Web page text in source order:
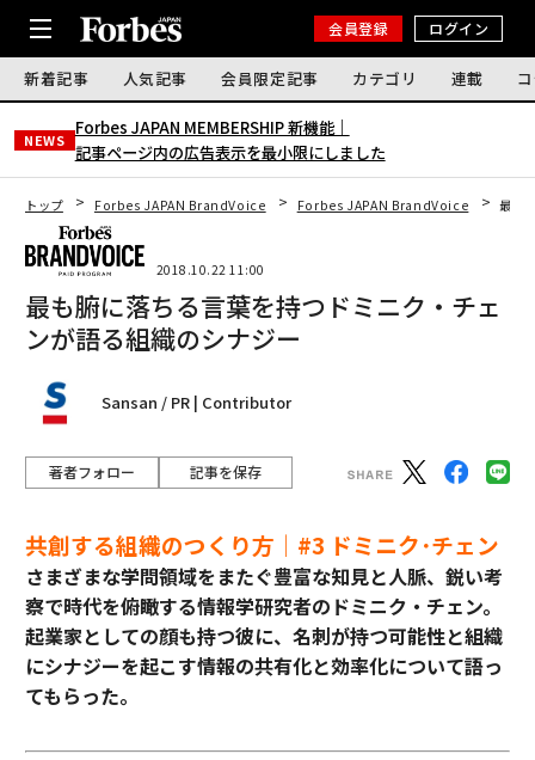
会員登録 ログイン
新着記事 人気記事 会員限定記事 カテゴリ 連載
NEWS
Forbes JAPAN MEMBERSHIP 新機能｜
記事ページ内の広告表示を最小限にしました
トップ Forbes JAPAN BrandVoice Forbes JAPAN BrandVoice 最も
2018.10.22 11:00
最も腑に落ちる言葉を持つドミニク・チェ
ンが語る組織のシナジー
Sansan / PR | Contributor
著者フォロー 記事を保存
共創する組織のつくり方｜#3 ドミニク･チェン
さまざまな学問領域をまたぐ豊富な知見と人脈、鋭い考
察で時代を俯瞰する情報学研究者のドミニク・チェン。
起業家としての顔も持つ彼に、名刺が持つ可能性と組織
にシナジーを起こす情報の共有化と効率化について語っ
てもらった。